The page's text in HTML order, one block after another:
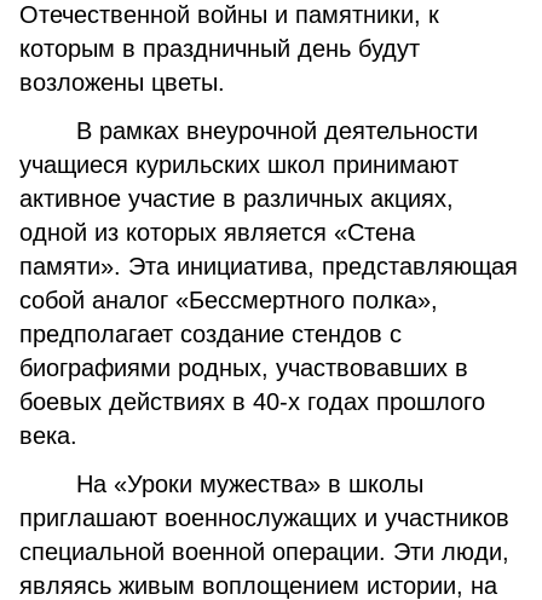
Отечественной войны и памятники, к
которым в праздничный день будут
возложены цветы.
В рамках внеурочной деятельности
учащиеся курильских школ принимают
активное участие в различных акциях,
одной из которых является «Стена
памяти». Эта инициатива, представляющая
собой аналог «Бессмертного полка»,
предполагает создание стендов с
биографиями родных, участвовавших в
боевых действиях в 40-х годах прошлого
века.
На «Уроки мужества» в школы
приглашают военнослужащих и участников
специальной военной операции. Эти люди,
являясь живым воплощением истории, на